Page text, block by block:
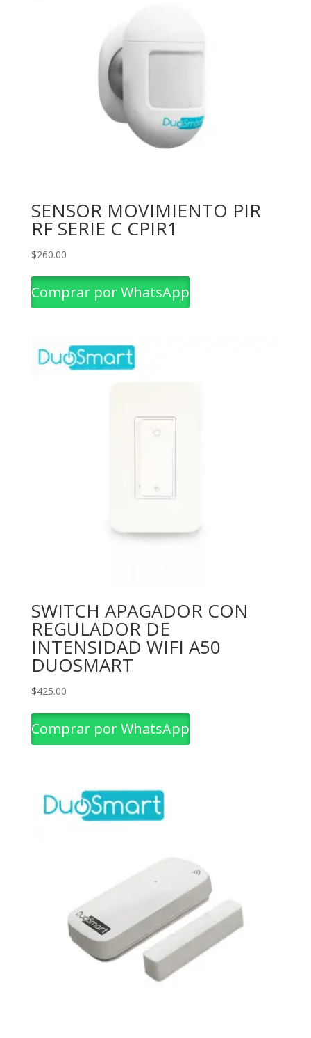
SENSOR MOVIMIENTO PIR
RF SERIE C CPIR1
$260.00
Comprar por WhatsApp
SWITCH APAGADOR CON
REGULADOR DE
INTENSIDAD WIFI A50
DUOSMART
$425.00
Comprar por WhatsApp